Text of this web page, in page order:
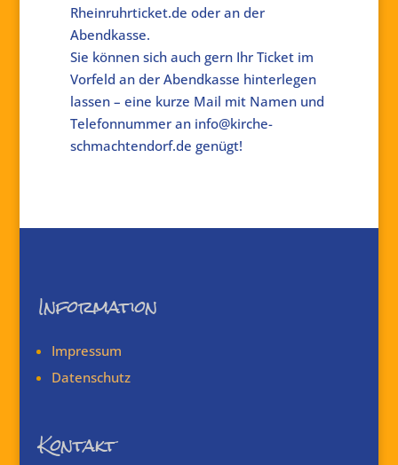
Rheinruhrticket.de oder an der
Abendkasse.
Sie können sich auch gern Ihr Ticket im
Vorfeld an der Abendkasse hinterlegen
lassen – eine kurze Mail mit Namen und
Telefonnummer an info@kirche-
schmachtendorf.de genügt!
Information
Impressum
Datenschutz
Kontakt